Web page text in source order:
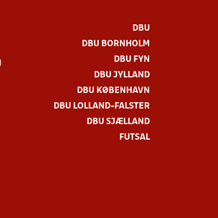
DBU
DBU BORNHOLM
DBU FYN
DBU JYLLAND
DBU KØBENHAVN
DBU LOLLAND-FALSTER
DBU SJÆLLAND
FUTSAL